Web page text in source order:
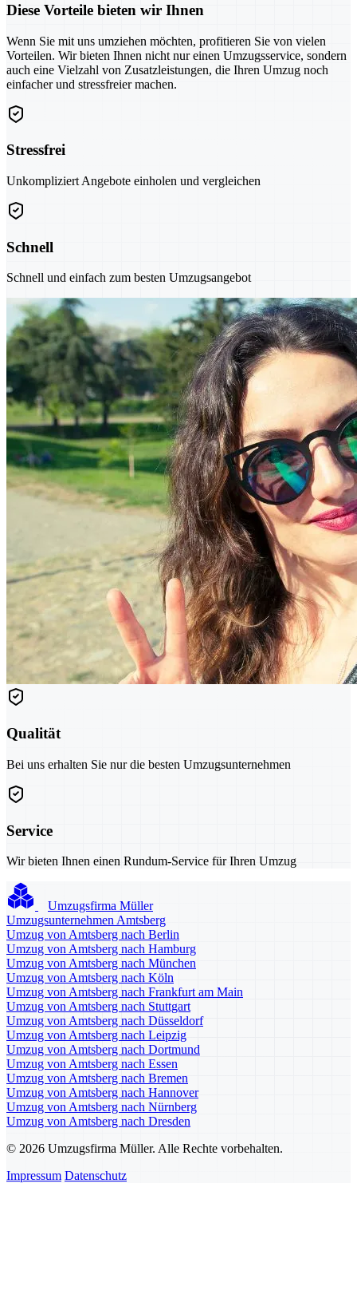
Diese Vorteile bieten wir Ihnen
Wenn Sie mit uns umziehen möchten, profitieren Sie von vielen
Vorteilen. Wir bieten Ihnen nicht nur einen Umzugsservice, sondern
auch eine Vielzahl von Zusatzleistungen, die Ihren Umzug noch
einfacher und stressfreier machen.
Stressfrei
Unkompliziert Angebote einholen und vergleichen
Schnell
Schnell und einfach zum besten Umzugsangebot
Qualität
Bei uns erhalten Sie nur die besten Umzugsunternehmen
Service
Wir bieten Ihnen einen Rundum-Service für Ihren Umzug
Umzugsfirma Müller
Umzugsunternehmen Amtsberg
Umzug von Amtsberg nach Berlin
Umzug von Amtsberg nach Hamburg
Umzug von Amtsberg nach München
Umzug von Amtsberg nach Köln
Umzug von Amtsberg nach Frankfurt am Main
Umzug von Amtsberg nach Stuttgart
Umzug von Amtsberg nach Düsseldorf
Umzug von Amtsberg nach Leipzig
Umzug von Amtsberg nach Dortmund
Umzug von Amtsberg nach Essen
Umzug von Amtsberg nach Bremen
Umzug von Amtsberg nach Hannover
Umzug von Amtsberg nach Nürnberg
Umzug von Amtsberg nach Dresden
© 2026 Umzugsfirma Müller. Alle Rechte vorbehalten.
Impressum Datenschutz